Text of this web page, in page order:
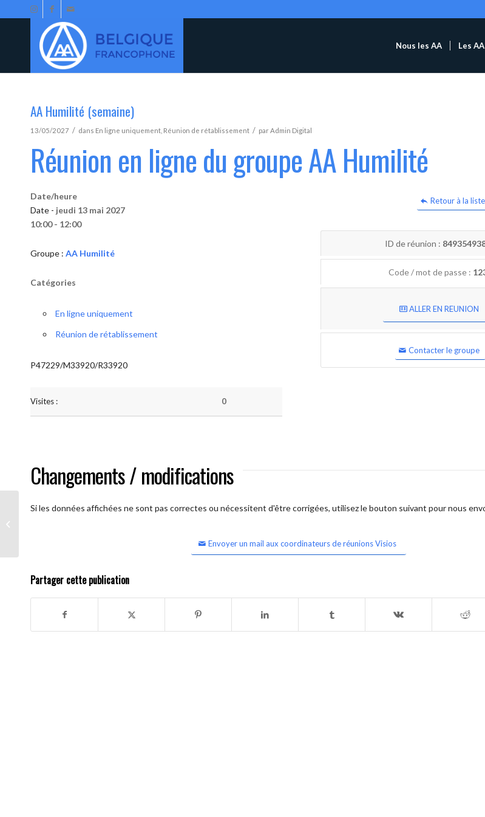
Nous les AA Les
AA Humilité (semaine)
13/05/2027 / dans En ligne uniquement Réunion de rétablissement / parAdmin Digital
Réunion en ligne du groupe AA Humilité
Retour à la
Date/heure
Date - jeudi 13 mai 2027
10:00 - 12:00
Groupe : AA Humilité
Catégories
En ligne uniquement
Réunion de rétablissement
P47229/M33920/R33920
Visites : 0
ID de réunion :
Code / mot de passe :
ALLER EN REUNION
Contacter le groupe
Changements / modifications
Si les données affichées ne sont pas correctes ou nécessitent d'être corrigées, utilisez le bouton suivant pour nous
Envoyer un mail aux coordinateurs de réunions Visios
Partager cette publication